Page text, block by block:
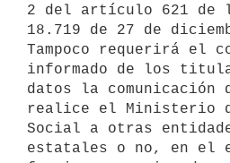
2 del artículo 621 de
18.719 de 27 de
Tampoco requerirá el
informado de los
datos la comunicación
realice el Ministerio
Social a otras
estatales o no, en el